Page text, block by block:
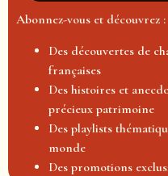
Abonnez-vous et découvrez :
Des découvertes de
françaises
Des histoires et
précieux patrimoine
Des playlists
monde
Des promotions